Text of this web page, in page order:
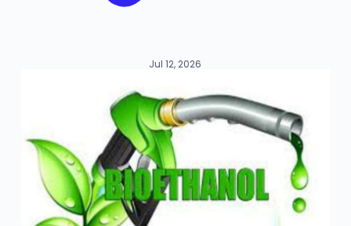
Jul 12, 2026